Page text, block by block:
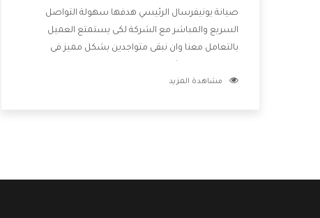
صيانة يونيفرسال الرئيسي هدفها سهولة التواصل
السريع والمباشر مع الشركة لكى يستمتع العميل
بالتعامل معنا وان نبقى متواجدين بشكل مميز فى
للعميل وان يستمتع بالخدمات التى تنفرد الشركة بها
مشاهدة المزيد